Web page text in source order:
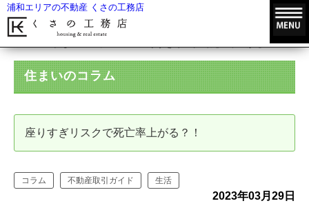
浦和エリアの不動産 くさの工務店
座りすぎリスクで死亡率上がる？！
住まいのコラム
座りすぎリスクで死亡率上がる？！
コラム 不動産取引ガイド 生活
2023年03月29日